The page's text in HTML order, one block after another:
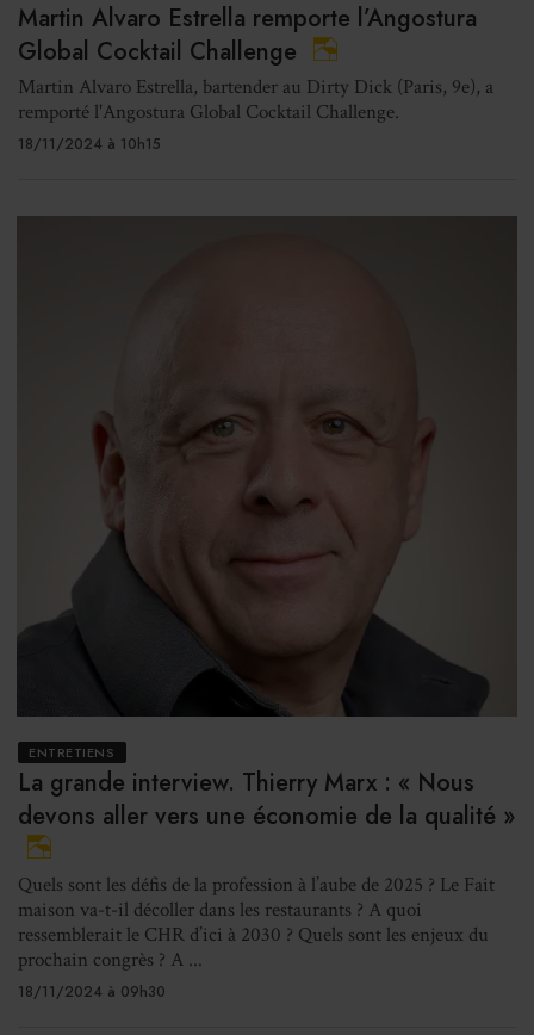
Martin Alvaro Estrella remporte l’Angostura
Global Cocktail Challenge
Martin Alvaro Estrella, bartender au Dirty Dick (Paris, 9e), a
remporté l'Angostura Global Cocktail Challenge.
18/11/2024 à 10h15
ENTRETIENS
La grande interview. Thierry Marx : « Nous
devons aller vers une économie de la qualité »
Quels sont les défis de la profession à l’aube de 2025 ? Le Fait
maison va-t-il décoller dans les restaurants ? A quoi
ressemblerait le CHR d’ici à 2030 ? Quels sont les enjeux du
prochain congrès ? A ...
18/11/2024 à 09h30